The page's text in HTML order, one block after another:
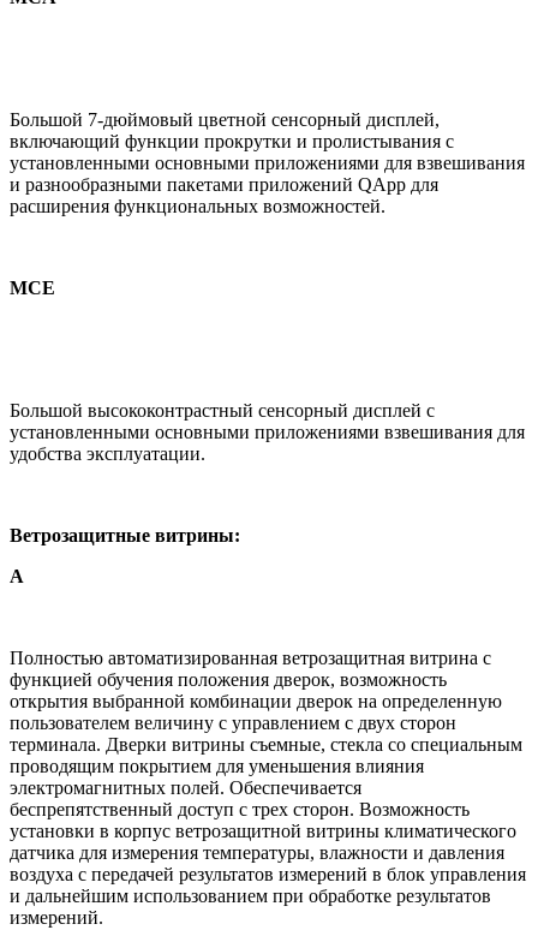
Большой 7-дюймовый цветной сенсорный дисплей,
включающий функции прокрутки и пролистывания с
установленными основными приложениями для взвешивания
и разнообразными пакетами приложений QApp для
расширения функциональных возможностей.
MCE
Большой высококонтрастный сенсорный дисплей с
установленными основными приложениями взвешивания для
удобства эксплуатации.
Ветрозащитные витрины:
A
Полностью автоматизированная ветрозащитная витрина с
функцией обучения положения дверок, возможность
открытия выбранной комбинации дверок на определенную
пользователем величину с управлением с двух сторон
терминала. Дверки витрины съемные, стекла со специальным
проводящим покрытием для уменьшения влияния
электромагнитных полей. Обеспечивается
беспрепятственный доступ с трех сторон. Возможность
установки в корпус ветрозащитной витрины климатического
датчика для измерения температуры, влажности и давления
воздуха с передачей результатов измерений в блок управления
и дальнейшим использованием при обработке результатов
измерений.